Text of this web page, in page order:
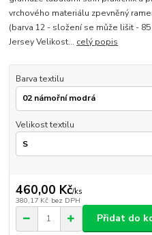
vrchového materiálu zpevněný
(barva 12 - složení se může lišit -
Jersey Velikost... celý popis
Barva textilu
Velikost textilu
460,00 Kč/ks
380,17 Kč bez DPH
Přidat do